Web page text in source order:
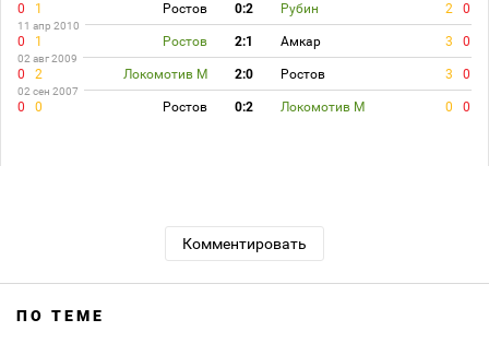
0 1 Ростов 0:2 Рубин 2 0
11 апр 2010
0 1 Ростов 2:1 Амкар 3 0
02 авг 2009
0 2 Локомотив М 2:0 Ростов 3 0
02 сен 2007
0 0 Ростов 0:2 Локомотив М 0 0
Комментировать
ПО ТЕМЕ